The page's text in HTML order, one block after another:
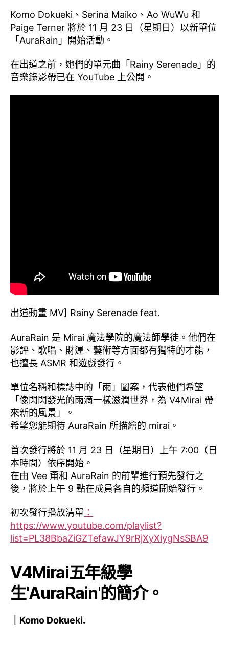
Komo Dokueki、Serina Maiko、Ao WuWu 和
Paige Terner 將於 11 月 23 日（星期日）以新單位
「AuraRain」開始活動。
在出道之前，她們的單元曲「Rainy Serenade」的
音樂錄影帶已在 YouTube 上公開。
出道動畫 MV] Rainy Serenade feat.
AuraRain 是 Mirai 魔法學院的魔法師學徒。他們在
影評、歌唱、財運、藝術等方面都有獨特的才能，
也擅長 ASMR 和遊戲發行。
單位名稱和標誌中的「雨」圖案，代表他們希望
「像閃閃發光的雨滴一樣滋潤世界，為 V4Mirai 帶
來新的風景」。
希望您能期待 AuraRain 所描繪的 mirai。
首次發行將於 11 月 23 日（星期日）上午 7:00（日
本時間）依序開始。
在由 Vee 甭和 AuraRain 的前輩進行預先發行之
後，將於上午 9 點在成員各自的頻道開始發行。
初次發行播放清單 ：
https://www.youtube.com/playlist?
list=PL38BbaZiGZTefawJY9rRjXyXiygNsSBA9
V4Mirai五年級學
生'AuraRain'的簡介。
｜Komo Dokueki.